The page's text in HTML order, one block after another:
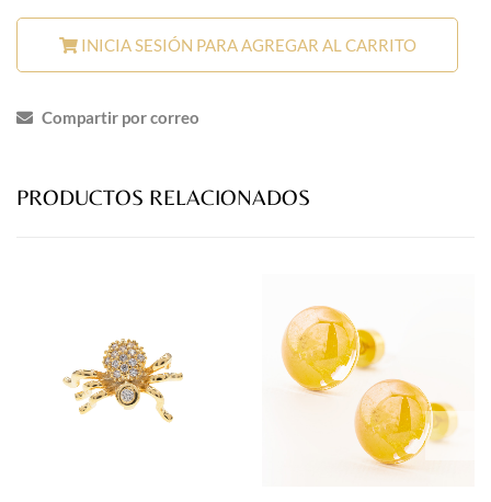
INICIA SESIÓN PARA AGREGAR AL CARRITO
Compartir por correo
PRODUCTOS RELACIONADOS
next